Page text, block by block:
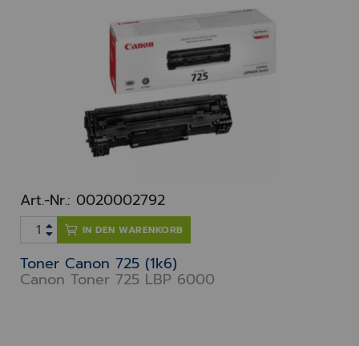
Art.-Nr.: 0020002792
IN DEN WARENKORB
Toner Canon 725 (1k6)
Canon Toner 725 LBP 6000